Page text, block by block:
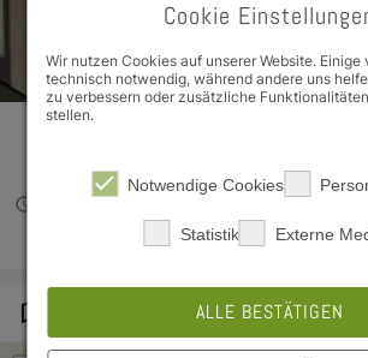
location_on Ignaz-Schön-Straße 11 97421
Auf dem Campus Ignaz Schön
Heiß- und zwei
schedule
map
Cookie
Wir nutzen Cookies auf unserer Website. Einige
technisch notwendig, während andere uns
zu verbessern oder zusätzliche
stellen.
Notwendige Cookies
Statistik Externe
ALLE BESTÄTIGEN